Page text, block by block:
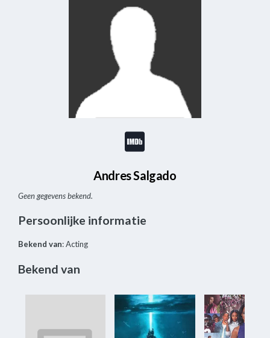
Andres Salgado
Geen gegevens bekend.
Persoonlijke informatie
Bekend van: Acting
Bekend van